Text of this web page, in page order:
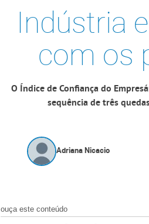
Indústria
com os
O Índice de Confiança do
sequência de três
Adriana Nicacio
ouça este conteúdo